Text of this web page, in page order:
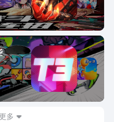
况下，不仅仅能够让颜值上
性。针对大道仙途手游丰富
的时候将会面对全新的挑
稀缺的武器，所以说玩家在
却能够收获满满。再加上有
游戏有放置挂机的功能，所
，也能够自动的升级，刷资
。最后想要给大家介绍的就
毕竟在该游戏当中，玩家可
界各地的玩家同台竞技切磋
然也有机会最终可以登顶仙
多